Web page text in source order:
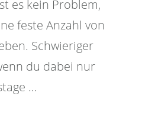
es kein Problem,
feste Anzahl von
Schwieriger
du dabei nur
…